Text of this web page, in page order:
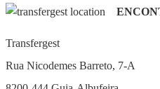
Transfergest
Rua Nicodemes Barreto, 7-A